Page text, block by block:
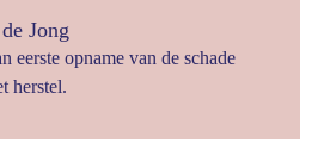
Jong
eerste opname van de schade
herstel.